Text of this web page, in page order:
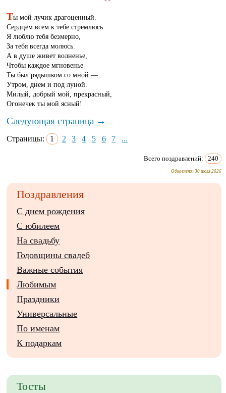
Ты мой лучик драгоценный.
Сердцем всем к тебе стремлюсь.
Я люблю тебя безмерно,
За тебя всегда молюсь.
А в душе живет волненье,
Чтобы каждое мгновенье
Ты был рядышком со мной —
Утром, днем и под луной.
Милый, добрый мой, прекрасный,
Огонечек ты мой ясный!
Следующая страница →
Страницы: 1 2 3 4 5 6 7 ...
Всего поздравлений: 240
Обновлено:30 июля 2026
Поздравления
С днем рождения
С юбилеем
На свадьбу
Годовщины свадеб
Важные события
Любимым
Праздники
Универсальные
По именам
К подаркам
Тосты